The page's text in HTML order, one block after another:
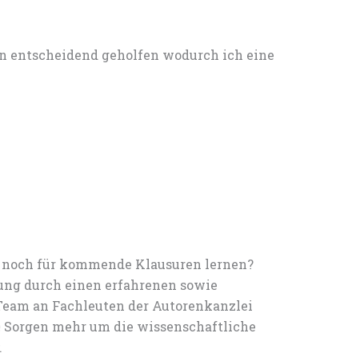
entscheidend geholfen wodurch ich eine
für kommende Klausuren lernen?
durch einen erfahrenen sowie
an Fachleuten der Autorenkanzlei
mehr um die wissenschaftliche